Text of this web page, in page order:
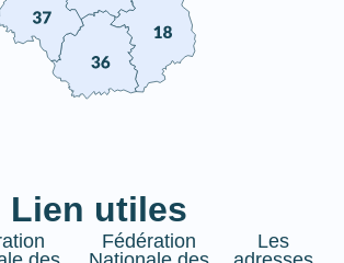
Lien utiles
Fédération
Les